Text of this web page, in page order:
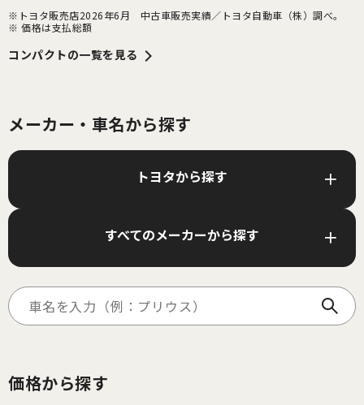
※トヨタ販売店2026年6月　中古車販売実績／トヨタ自動車（株）調べ。
※ 価格は支払総額
コンパクトの一覧を見る
メーカー・車名から探す
トヨタから探す
すべてのメーカーから探す
価格から探す